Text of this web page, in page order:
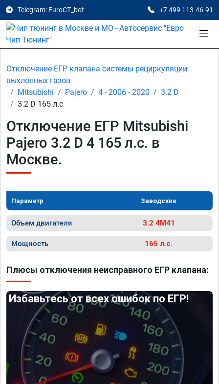
Telegram: EuroCT_bot +7 499 113-46-91
Отключение ЕГР клапана системы рециркуляции
выхлопных газов
Mitsubishi
Pajero 4 - 2006 - 2020
3.2 D
3.2 D 165 л.с
Отключение ЕГР Mitsubishi
Pajero 3.2 D 4 165 л.с. в
Москве.
Параметр Заводские
Объем двигателя 3.2 4M41
Мощность 165 л.с.
Плюсы отключения неисправного ЕГР клапана:
Избавьтесь от всех ошибок по ЕГР!